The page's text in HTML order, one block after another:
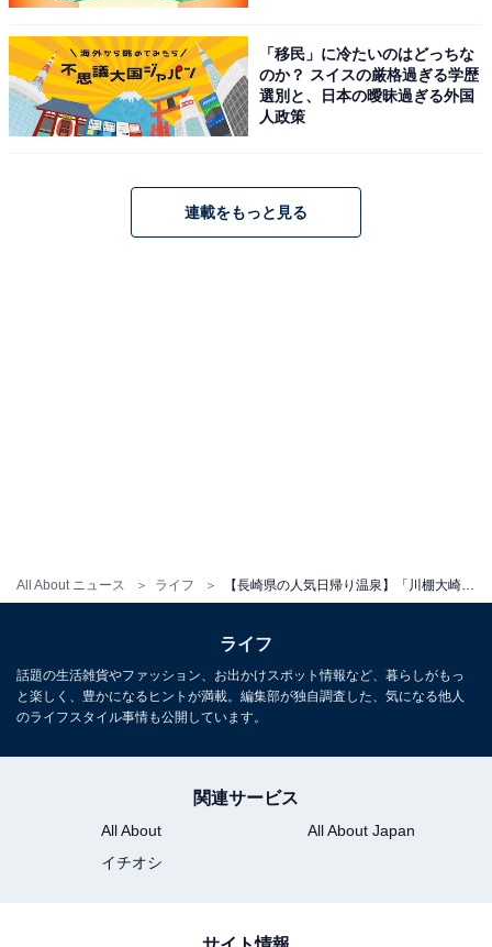
All About ニュース ライフ
「移民」に冷たいのはどっちな
のか？ スイスの厳格過ぎる学歴
選別と、日本の曖昧過ぎる外国
人政策
連載をもっと見る
ライフ
話題の生活雑貨やファッション、お出かけスポット情報など、暮らしがもっ
と楽しく、豊かになるヒントが満載。編集部が独自調査した、気になる他人
のライフスタイル事情も公開しています。
関連サービス
All About
All About Japan
イチオシ